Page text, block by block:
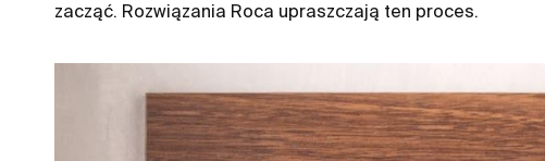
zacząć. Rozwiązania Roca upraszczają ten proces.